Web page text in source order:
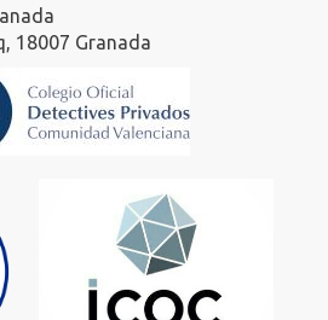
18007 Granada